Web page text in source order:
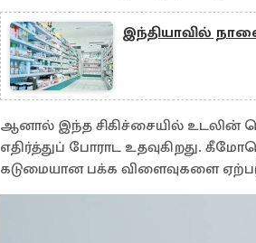
இந்தியாவில்
ஆனால் இந்த சிகிச்சையில் உடலின்
எதிர்த்துப் போராட உதவுகிறது.
கடுமையான பக்க விளைவுகளை